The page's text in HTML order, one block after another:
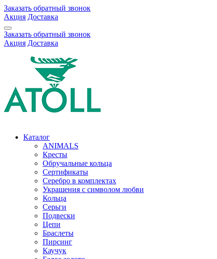
Заказать обратный звонок
Акция Доставка
Заказать обратный звонок
Акция Доставка
Каталог
ANIMALS
Кресты
Обручальные кольца
Сертификаты
Серебро в комплектах
Украшения с символом любви
Кольца
Серьги
Подвески
Цепи
Браслеты
Пирсинг
Каучук